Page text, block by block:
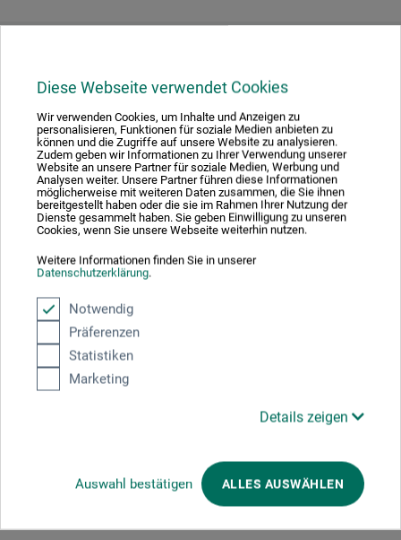
Diese Webseite verwendet Cookies
Wir verwenden Cookies, um Inhalte und Anzeigen zu
personalisieren, Funktionen für soziale Medien anbieten zu
können und die Zugriffe auf unsere Website zu analysieren.
Zudem geben wir Informationen zu Ihrer Verwendung unserer
Website an unsere Partner für soziale Medien, Werbung und
Analysen weiter. Unsere Partner führen diese Informationen
möglicherweise mit weiteren Daten zusammen, die Sie ihnen
bereitgestellt haben oder die sie im Rahmen Ihrer Nutzung der
Dienste gesammelt haben. Sie geben Einwilligung zu unseren
Cookies, wenn Sie unsere Webseite weiterhin nutzen.
Weitere Informationen finden Sie in unserer
Datenschutzerklärung.
Notwendig
Präferenzen
Statistiken
Marketing
Details zeigen
Auswahl bestätigen ALLES AUSWÄHLEN
Downloads
Hier finden Sie wichtige Dokumente und Dateien zu
diesem Produkt.
Sicherheitsdatenblatt
CH_DE_Schmincke_Modellierpaste-fein-S50541_grob-
Produktbewertungen (0)
JETZT PRODUKT BEWERTEN